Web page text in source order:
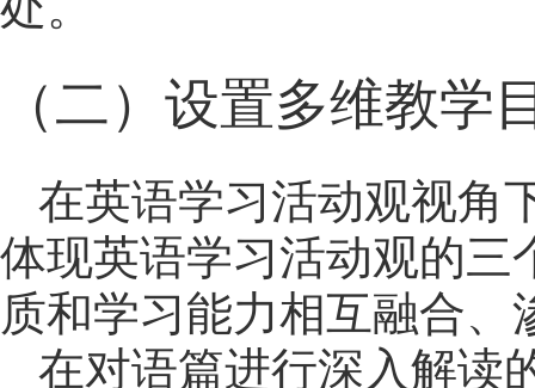
（二）设置多维教学
在英语学习活动观视角
体现英语学习活动观的三
质和学习能力相互融合
在对语篇进行深入解读